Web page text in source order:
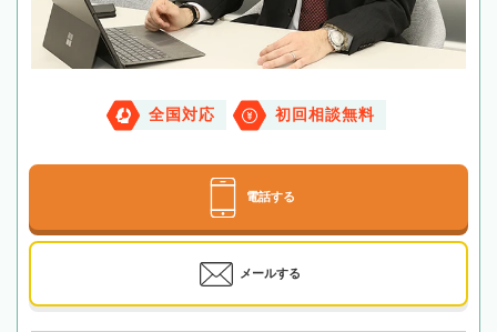
全国対応 初回相談無料
電話する
メールする